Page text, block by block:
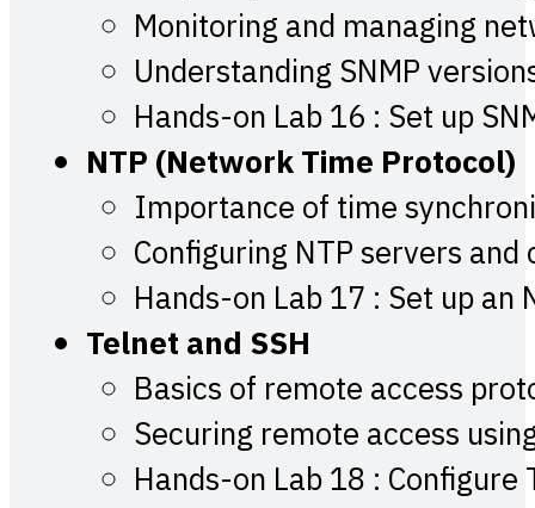
Monitoring and managing
Understanding SNMP
Hands-on Lab 16 : Set up
NTP (Network Time Protocol)
Importance of time
Configuring NTP servers and
Hands-on Lab 17 : Set up
Telnet and SSH
Basics of remote access
Securing remote access
Hands-on Lab 18 :